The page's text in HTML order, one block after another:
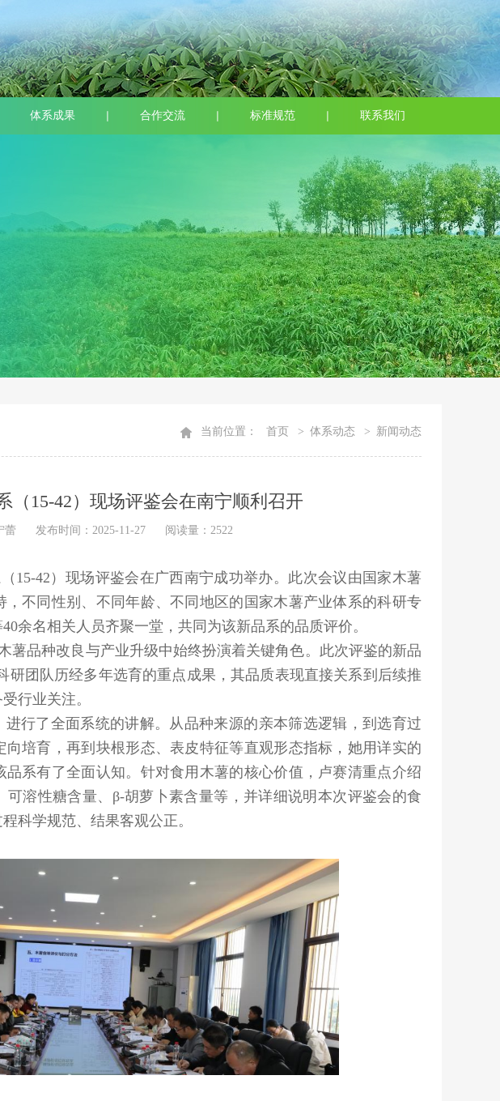
体系成果 合作交流 标准规范 联系我们
当前位置： 首页 > 体系动态 > 新闻动态
（15-42）现场评鉴会在南宁顺利召开
蕾 发布时间：2025-11-27 阅读量：2522
15-42 ）现场评鉴会在广西南宁成功举办。此次会议由国家木薯
不同性别、不同年龄、不同地区的国家木薯产业体系的科研专
余名相关人员齐聚一堂，共同为该新品系的品质评价。
薯品种改良与产业升级中始终扮演着关键角色。此次评鉴的新品
研团队历经多年选育的重点成果，其品质表现直接关系到后续推
行业关注。
进行了全面系统的讲解。从品种来源的亲本筛选逻辑，到选育过
培育，再到块根形态、表皮特征等直观形态指标，她用详实的
系有了全面认知。针对食用木薯的核心价值，卢赛清重点介绍
溶性糖含量、 β-胡萝卜素含量等，并详细说明本次评鉴会的食
科学规范、结果客观公正。